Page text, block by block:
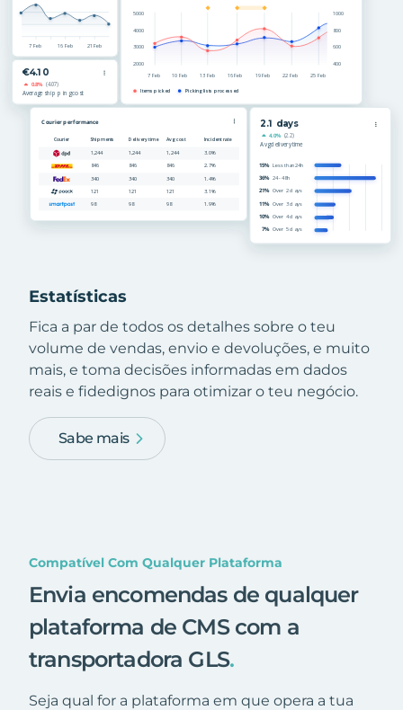
Estatísticas
Fica a par de todos os detalhes sobre o teu
volume de vendas, envio e devoluções, e muito
mais, e toma decisões informadas em dados
reais e fidedignos para otimizar o teu negócio.
Sabe mais
Compatível Com Qualquer Plataforma
Envia encomendas de qualquer
plataforma de CMS com a
transportadora GLS.
Seja qual for a plataforma em que opera a tua